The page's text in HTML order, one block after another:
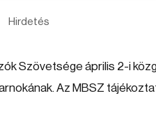
Hirdetés
Szövetsége április 2-i
Az MBSZ